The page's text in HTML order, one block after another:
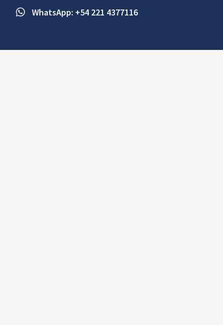
WhatsApp: +54 221 4377116